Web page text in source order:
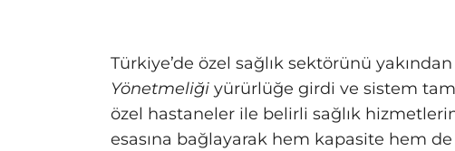
Türkiye’de özel sağlık sektörünü
Yönetmeliği yürürlüğe girdi ve sistem
özel hastaneler ile belirli sağlık
esasına bağlayarak hem kapasite hem